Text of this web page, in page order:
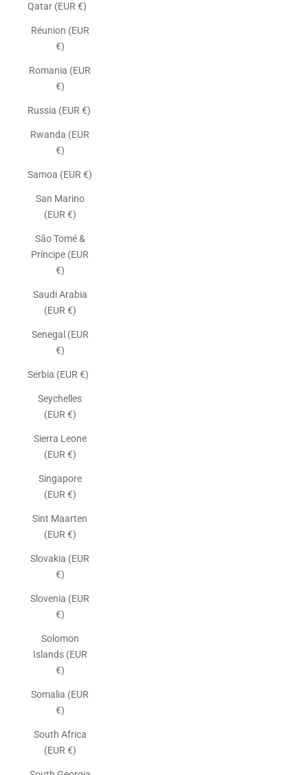
Qatar (EUR €)
Réunion (EUR
€)
Romania (EUR
€)
Russia (EUR €)
Rwanda (EUR
€)
Samoa (EUR €)
San Marino
(EUR €)
São Tomé &
Príncipe (EUR
€)
Saudi Arabia
(EUR €)
Senegal (EUR
€)
Serbia (EUR €)
Seychelles
(EUR €)
Sierra Leone
(EUR €)
Singapore
(EUR €)
Sint Maarten
(EUR €)
Slovakia (EUR
€)
Slovenia (EUR
€)
Solomon
Islands (EUR
€)
Somalia (EUR
€)
South Africa
(EUR €)